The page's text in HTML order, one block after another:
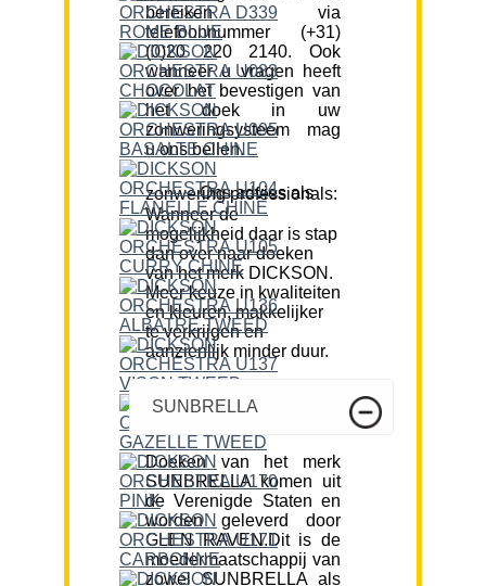
bereiken via
telefoonnummer (+31)
(0)20 220 2140. Ook
wanneer u vragen heeft
over het bevestigen van
het doek in uw
zonweringsysteem mag
u ons bellen.
Ons advies als zonwering professionals:
Wanneer de
mogelijkheid daar is stap
dan over naar doeken
van het merk DICKSON.
Meer keuze in kwaliteiten
en kleuren, makkelijker
te verkrijgen en
aanzienlijk minder duur.
SUNBRELLA
Doeken van het merk
SUNBRELLA komen uit
de Verenigde Staten en
worden geleverd door
GLEN RAVEN.Dit is de
moedermaatschappij van
zowel SUNBRELLA als